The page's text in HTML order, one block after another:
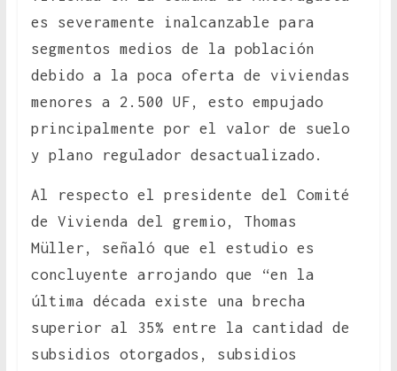
es severamente inalcanzable para
segmentos medios de la población
debido a la poca oferta de viviendas
menores a 2.500 UF, esto empujado
principalmente por el valor de suelo
y plano regulador desactualizado.
Al respecto el presidente del Comité
de Vivienda del gremio, Thomas
Müller, señaló que el estudio es
concluyente arrojando que “en la
última década existe una brecha
superior al 35% entre la cantidad de
subsidios otorgados, subsidios